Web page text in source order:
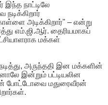
நாட்டிலே
அடிக்கிறார்" – என்று
எம்.ஜி.ஆர். தைரியமாகப்
மக்கள்
அருந்ததி இன மக்களின்
இன்றும் பட்டியலின
போட்டோவை மதுரைவீரன்